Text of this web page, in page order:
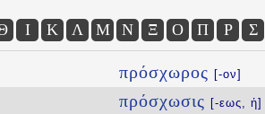
Ι Κ Λ Μ Ν Ξ Ο Π Ρ Σ
πρόσχωρος [-ον]
πρόσχωσις [-εως, ἡ]